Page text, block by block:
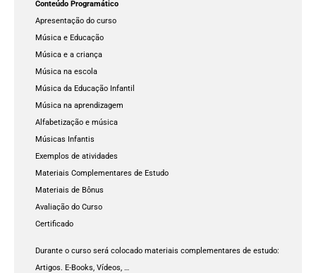
Conteúdo Programático
Apresentação do curso
Música e Educação
Música e a criança
Música na escola
Música da Educação Infantil
Música na aprendizagem
Alfabetização e música
Músicas Infantis
Exemplos de atividades
Materiais Complementares de Estudo
Materiais de Bônus
Avaliação do Curso
Certificado
Durante o curso será colocado materiais complementares de estudo:
Artigos. E-Books, Vídeos, …